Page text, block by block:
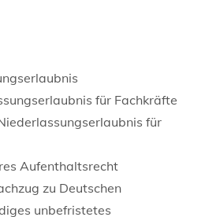
für Fachkräfte
für
Aufenthaltsrecht
zu Deutschen
unbefristetes